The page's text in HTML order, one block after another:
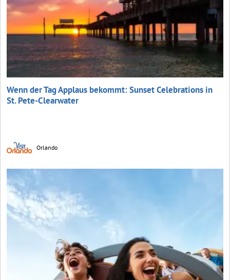
Wenn der Tag Applaus bekommt: Sunset Celebrations in
St. Pete-Clearwater
Orlando